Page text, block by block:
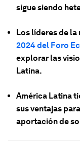
sigue siendo
Los líderes de la
2024 del Foro
explorar las
Latina.
América Latina
sus ventajas
aportación de